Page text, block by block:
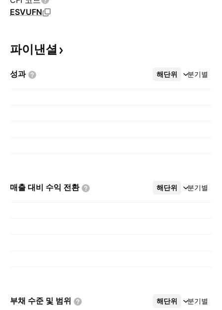
ESVUFN
파이낸셜
성과 해단위 분기별
더보기
매출 대비 수익 전환 해단위 분기별
더보기
부채 수준 및 범위 해단위 분기별
더보기